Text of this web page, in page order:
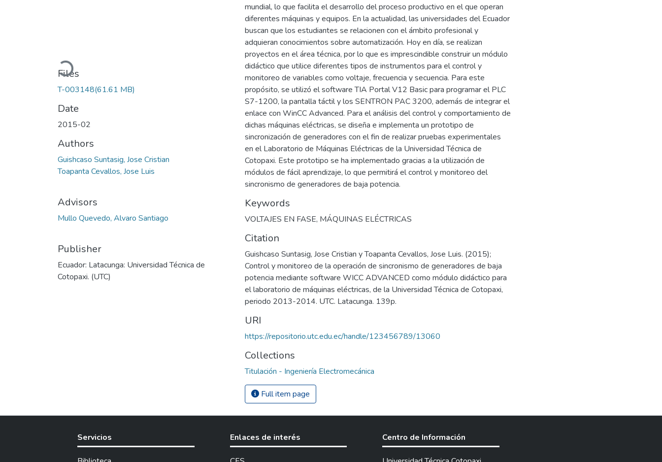
Loading...
Files
T-003148(61.61 MB)
Date
2015-02
Authors
Guishcaso Suntasig, Jose Cristian
Toapanta Cevallos, Jose Luis
Advisors
Mullo Quevedo, Alvaro Santiago
Publisher
Ecuador: Latacunga: Universidad Técnica de
Cotopaxi. (UTC)
mundial, lo que facilita el desarrollo del proceso productivo en el que operan
diferentes máquinas y equipos. En la actualidad, las universidades del Ecuador
buscan que los estudiantes se relacionen con el ámbito profesional y
adquieran conocimientos sobre automatización. Hoy en día, se realizan
proyectos en el área técnica, por lo que es imprescindible construir un módulo
didáctico que utilice diferentes tipos de instrumentos para el control y
monitoreo de variables como voltaje, frecuencia y secuencia. Para este
propósito, se utilizó el software TIA Portal V12 Basic para programar el PLC
S7-1200, la pantalla táctil y los SENTRON PAC 3200, además de integrar el
enlace con WinCC Advanced. Para el análisis del control y comportamiento de
dichas máquinas eléctricas, se diseña e implementa un prototipo de
sincronización de generadores con el fin de realizar pruebas experimentales
en el Laboratorio de Máquinas Eléctricas de la Universidad Técnica de
Cotopaxi. Este prototipo se ha implementado gracias a la utilización de
módulos de fácil aprendizaje, lo que permitirá el control y monitoreo del
sincronismo de generadores de baja potencia.
Keywords
VOLTAJES EN FASE, MÁQUINAS ELÉCTRICAS
Citation
Guishcaso Suntasig, Jose Cristian y Toapanta Cevallos, Jose Luis. (2015);
Control y monitoreo de la operación de sincronismo de generadores de baja
potencia mediante software WICC ADVANCED como módulo didáctico para
el laboratorio de máquinas eléctricas, de la Universidad Técnica de Cotopaxi,
periodo 2013-2014. UTC. Latacunga. 139p.
URI
https://repositorio.utc.edu.ec/handle/123456789/13060
Collections
Titulación - Ingeniería Electromecánica
Full item page
Servicios Enlaces de interés Centro de Información